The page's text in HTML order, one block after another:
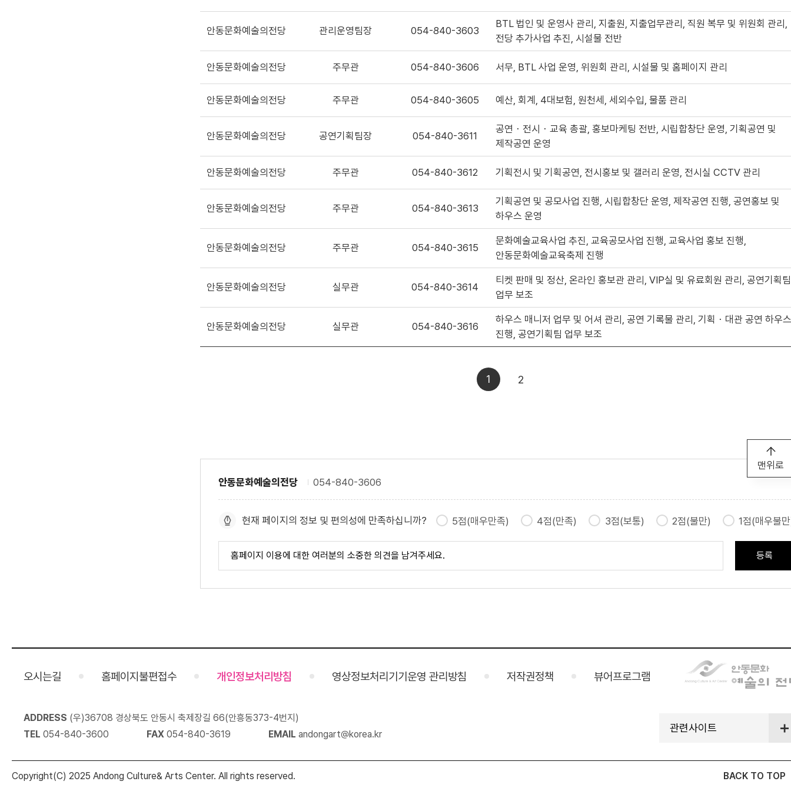
안동문화예술의전당 관리운영팀장 054-840-3603
BTL 법인 및 운영사 관리, 지출원, 지출업무관리, 직원 복무 및 위원회 관리,
전당 추가사업 추진, 시설물 전반
안동문화예술의전당 주무관 054-840-3606 서무, BTL 사업 운영, 위원회 관리, 시설물 및 홈페이지 관리
안동문화예술의전당 주무관 054-840-3605 예산, 회계, 4대보험, 원천세, 세외수입, 물품 관리
안동문화예술의전당 공연기획팀장 054-840-3611
공연・전시・교육 총괄, 홍보마케팅 전반, 시립합창단 운영, 기획공연 및
제작공연 운영
안동문화예술의전당 주무관 054-840-3612 기획전시 및 기획공연, 전시홍보 및 갤러리 운영, 전시실 CCTV 관리
안동문화예술의전당 주무관 054-840-3613
기획공연 및 공모사업 진행, 시립합창단 운영, 제작공연 진행, 공연홍보 및
하우스 운영
안동문화예술의전당 주무관 054-840-3615
문화예술교육사업 추진, 교육공모사업 진행, 교육사업 홍보 진행,
안동문화예술교육축제 진행
안동문화예술의전당 실무관 054-840-3614
티켓 판매 및 정산, 온라인 홍보관 관리, VIP실 및 유료회원 관리, 공연기획팀
업무 보조
안동문화예술의전당 실무관 054-840-3616
하우스 매니저 업무 및 어셔 관리, 공연 기록물 관리, 기획・대관 공연 하우
진행, 공연기획팀 업무 보조
1 2
안동문화예술의전당 054-840-3606
맨위로
현재 페이지의 정보 및 편의성에 만족하십니까? 5점(매우만족) 4점(만족) 3점(보통) 2점(불만) 1점(매우불
관련사이트
오시는길 홈페이지불편접수 개인정보처리방침 영상정보처리기기운영 관리방침 저작권정책 뷰어프로그램
ADDRESS (우)36708 경상북도 안동시 축제장길 66(안흥동373-4번지)
TEL 054-840-3600 FAX 054-840-3619 EMAIL andongart@korea.kr
Copyright(C) 2025 Andong Culture& Arts Center. All rights reserved. BACK TO TOP